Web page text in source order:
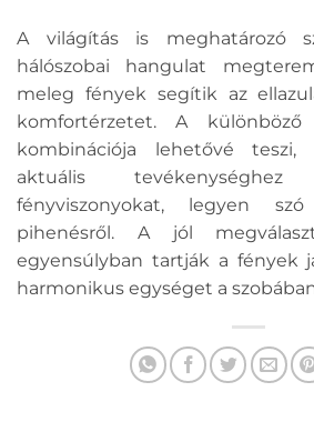
A világítás is meghatározó
hálószobai hangulat
meleg fények segítik az
komfortérzetet. A
kombinációja lehetővé
aktuális
fényviszonyokat, legyen
pihenésről. A jól
egyensúlyban tartják a fények
harmonikus egységet a